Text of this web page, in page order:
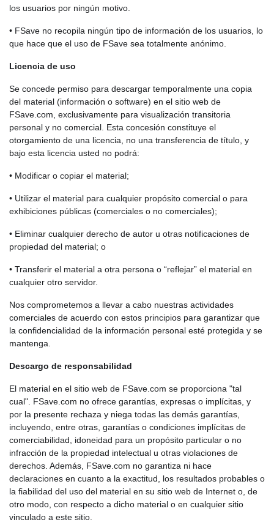
los usuarios por ningún motivo.
• FSave no recopila ningún tipo de información de los usuarios, lo
que hace que el uso de FSave sea totalmente anónimo.
Licencia de uso
Se concede permiso para descargar temporalmente una copia
del material (información o software) en el sitio web de
FSave.com, exclusivamente para visualización transitoria
personal y no comercial. Esta concesión constituye el
otorgamiento de una licencia, no una transferencia de título, y
bajo esta licencia usted no podrá:
• Modificar o copiar el material;
• Utilizar el material para cualquier propósito comercial o para
exhibiciones públicas (comerciales o no comerciales);
• Eliminar cualquier derecho de autor u otras notificaciones de
propiedad del material; o
• Transferir el material a otra persona o “reflejar” el material en
cualquier otro servidor.
Nos comprometemos a llevar a cabo nuestras actividades
comerciales de acuerdo con estos principios para garantizar que
la confidencialidad de la información personal esté protegida y se
mantenga.
Descargo de responsabilidad
El material en el sitio web de FSave.com se proporciona "tal
cual". FSave.com no ofrece garantías, expresas o implícitas, y
por la presente rechaza y niega todas las demás garantías,
incluyendo, entre otras, garantías o condiciones implícitas de
comerciabilidad, idoneidad para un propósito particular o no
infracción de la propiedad intelectual u otras violaciones de
derechos. Además, FSave.com no garantiza ni hace
declaraciones en cuanto a la exactitud, los resultados probables o
la fiabilidad del uso del material en su sitio web de Internet o, de
otro modo, con respecto a dicho material o en cualquier sitio
vinculado a este sitio.